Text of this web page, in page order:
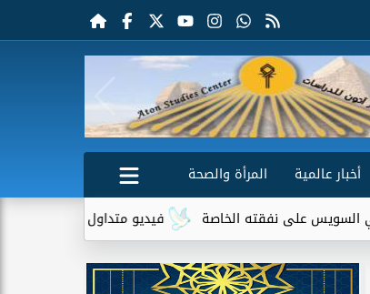
أخبار عالمية
المرأة والصحة
فيديو متداول لسيدة مسنة أمام منزلها
الخاصة